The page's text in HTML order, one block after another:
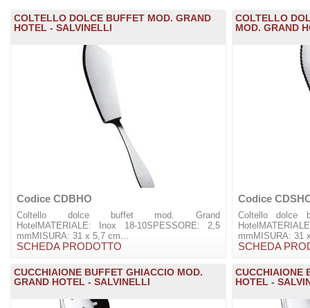
COLTELLO DOLCE BUFFET MOD. GRAND
HOTEL - SALVINELLI
Codice CDBHO
Coltello dolce buffet mod. Grand
HotelMATERIALE: Inox 18-10SPESSORE: 2,5
mmMISURA: 31 x 5,7 cm...
SCHEDA PRODOTTO
COLTELLO
MOD. GRAND
Codice
Coltello dolce
mmMISURA: 31
SCHEDA
CUCCHIAIONE BUFFET GHIACCIO MOD.
GRAND HOTEL - SALVINELLI
CUCCHIAIONE
HOTEL -